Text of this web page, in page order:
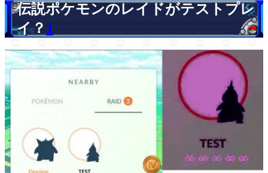
伝説ポケモンのレイドがテストプレ
イ？ 1